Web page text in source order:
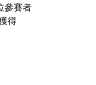
參賽者
得